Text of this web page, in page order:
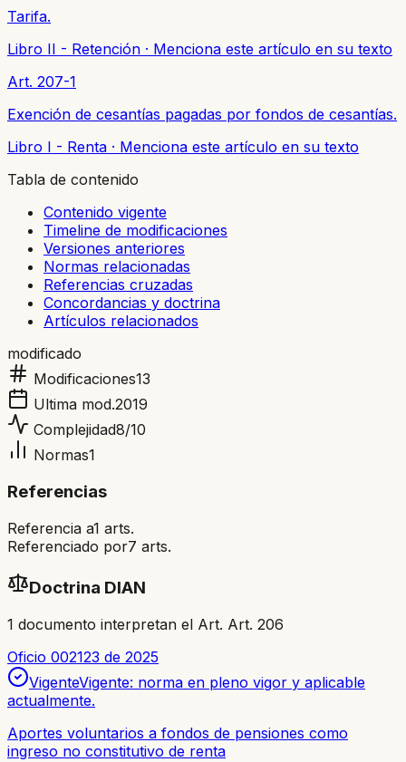
Tarifa.
Libro II - Retención · Menciona este artículo en su texto
Art. 207-1
Exención de cesantías pagadas por fondos de cesantías.
Libro I - Renta · Menciona este artículo en su texto
Tabla de contenido
Contenido vigente
Timeline de modificaciones
Versiones anteriores
Normas relacionadas
Referencias cruzadas
Concordancias y doctrina
Artículos relacionados
modificado
Modificaciones13
Ultima mod.2019
Complejidad8/10
Normas1
Referencias
Referencia a1 arts.
Referenciado por7 arts.
Doctrina DIAN
1 documento interpretan el Art. Art. 206
Oficio 002123 de 2025
VigenteVigente: norma en pleno vigor y aplicable
actualmente.
Aportes voluntarios a fondos de pensiones como
ingreso no constitutivo de renta